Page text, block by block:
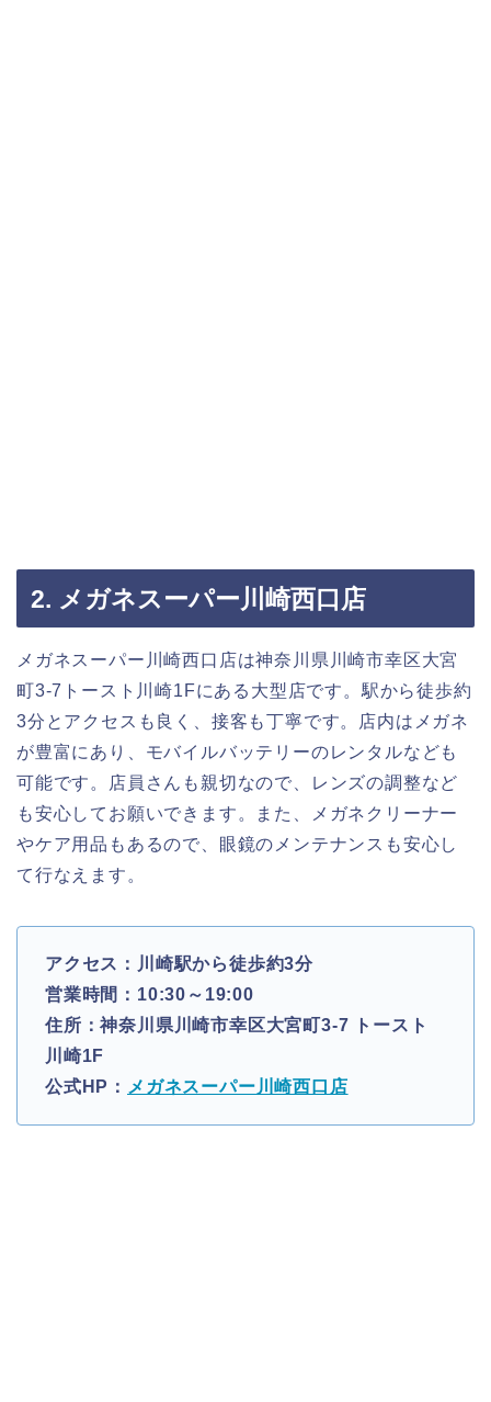
2. メガネスーパー川崎西口店
メガネスーパー川崎西口店は神奈川県川崎市幸区大宮
町3-7トースト川崎1Fにある大型店です。駅から徒歩約
3分とアクセスも良く、接客も丁寧です。店内はメガネ
が豊富にあり、モバイルバッテリーのレンタルなども
可能です。店員さんも親切なので、レンズの調整など
も安心してお願いできます。また、メガネクリーナー
やケア用品もあるので、眼鏡のメンテナンスも安心し
て行なえます。
アクセス：川崎駅から徒歩約3分
営業時間：10:30～19:00
住所：神奈川県川崎市幸区大宮町3-7 トースト
川崎1F
公式HP： メガネスーパー川崎西口店